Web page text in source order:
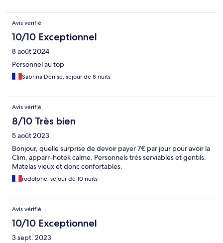
Avis vérifié
10/10 Exceptionnel
8 août 2024
Personnel au top
Sabrina Denise, séjour de 8 nuits
Avis vérifié
8/10 Très bien
5 août 2023
Bonjour, quelle surprise de devoir payer 7€ par jour pour avoir la
Clim, apparr-hotek calme. Personnels très serviables et gentils.
Matelas vieux et donc confortables.
rodolphe, séjour de 10 nuits
Avis vérifié
10/10 Exceptionnel
3 sept. 2023